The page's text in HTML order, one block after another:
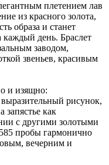
плетением лав
из красного золота,
образа и станет
каждый день. Браслет
заводом,
звеньев, красивым
и изящно:
рисунок,
запястье как
с другими золотыми
пробы гармонично
вечерним и